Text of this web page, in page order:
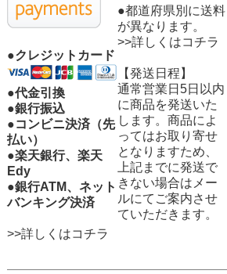
●クレジットカード
●代金引換
●銀行振込
●コンビニ決済（先
払い）
●楽天銀行、楽天
Edy
●銀行ATM、ネット
バンキング決済
>>詳しくはコチラ
●都道府県別に送料
が異なります。
>>詳しくはコチラ
【発送日程】
通常営業日5日以内
に商品を発送いた
します。商品によ
ってはお取り寄せ
となりますため、
上記までに発送で
きない場合はメー
ルにてご案内させ
ていただきます。